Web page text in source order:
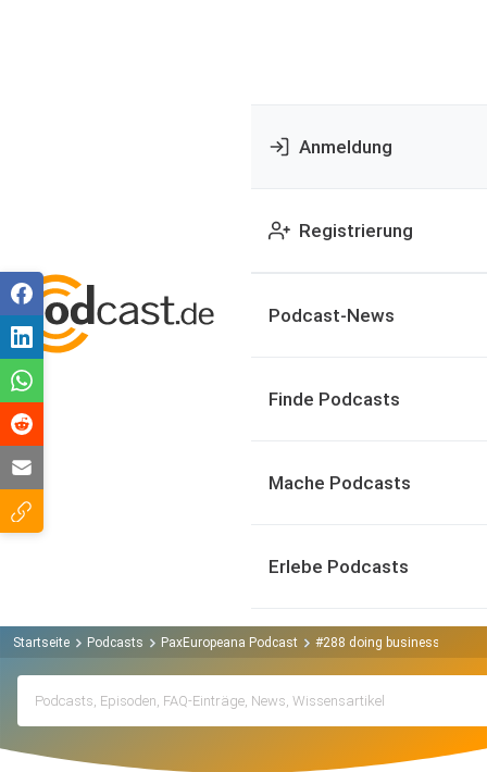
Anmeldung
Registrierung
Podcast-News
Finde Podcasts
Mache Podcasts
Erlebe Podcasts
Startseite Podcasts PaxEuropeana Podcast #288 doing business 2020